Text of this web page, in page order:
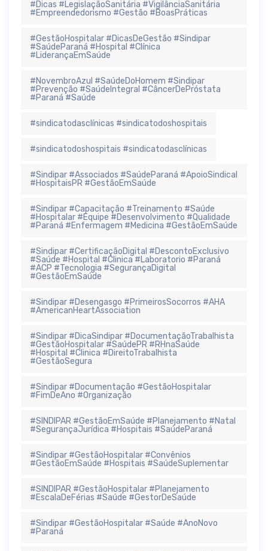
#Dicas #LegislaçãoSanitária #VigilânciaSanitária
#Empreendedorismo #Gestão #BoasPráticas
#GestãoHospitalar #DicasDeGestão #Sindipar
#SaúdeParaná #Hospital #Clínica
#LiderançaEmSaúde
#NovembroAzul #SaúdeDoHomem #Sindipar
#Prevenção #SaúdeIntegral #CâncerDePróstata
#Paraná #Saúde
#sindicatodasclínicas #sindicatodoshospitais
#sindicatodoshospitais #sindicatodasclínicas
#Sindipar #Associados #SaúdeParaná #ApoioSindical
#HospitaisPR #GestãoEmSaúde
#Sindipar #Capacitação #Treinamento #Saúde
#Hospitalar #Equipe #Desenvolvimento #Qualidade
#Paraná #Enfermagem #Medicina #GestãoEmSaúde
#Sindipar #CertificaçãoDigital #DescontoExclusivo
#Saúde #Hospital #Clinica #Laboratorio #Paraná
#ACP #Tecnologia #SegurançaDigital
#GestãoEmSaúde
#Sindipar #Desengasgo #PrimeirosSocorros #AHA
#AmericanHeartAssociation
#Sindipar #DicaSindipar #DocumentaçãoTrabalhista
#GestãoHospitalar #SaúdePR #RHnaSaúde
#Hospital #Clinica #DireitoTrabalhista
#GestãoSegura
#Sindipar #Documentação #GestãoHospitalar
#FimDeAno #Organização
#SINDIPAR #GestãoEmSaúde #Planejamento #Natal
#SegurançaJurídica #Hospitais #SaúdeParaná
#Sindipar #GestãoHospitalar #Convênios
#GestãoEmSaúde #Hospitais #SaúdeSuplementar
#SINDIPAR #GestãoHospitalar #Planejamento
#EscalaDeFérias #Saúde #GestorDeSaúde
#Sindipar #GestãoHospitalar #Saúde #AnoNovo
#Paraná